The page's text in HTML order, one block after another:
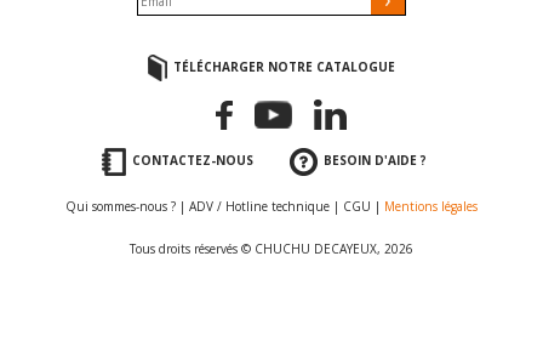
TÉLÉCHARGER NOTRE CATALOGUE
CONTACTEZ-NOUS BESOIN D'AIDE ?
Qui sommes-nous ? | ADV / Hotline technique | CGU | Mentions légales
Tous droits réservés © CHUCHU DECAYEUX, 2026